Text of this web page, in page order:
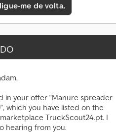
me de volta.